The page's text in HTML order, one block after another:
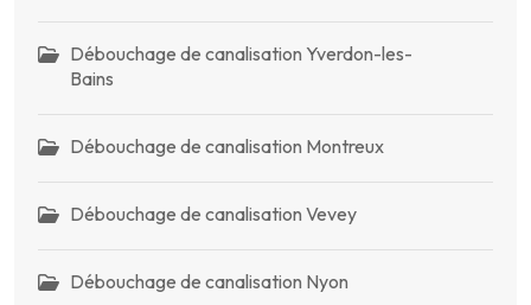
Débouchage de canalisation Yverdon-les-
Bains
Débouchage de canalisation Montreux
Débouchage de canalisation Vevey
Débouchage de canalisation Nyon